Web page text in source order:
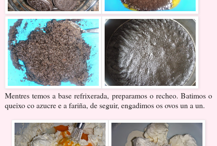
Mentres temos a base refrixerada, preparamos o recheo. Batimos o
queixo co azucre e a fariña, de seguir, engadimos os ovos un a un.